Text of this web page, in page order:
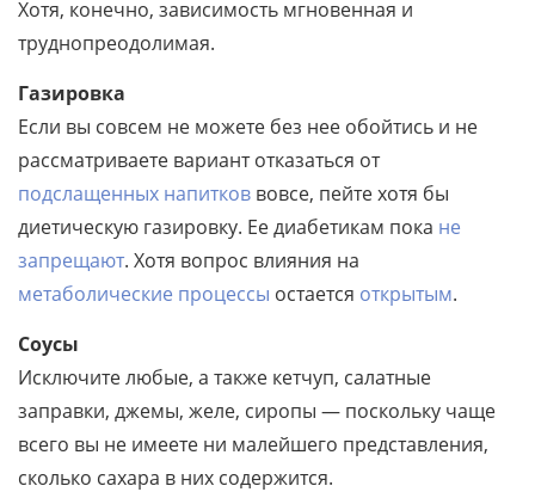
Хотя, конечно, зависимость мгновенная и
труднопреодолимая.
Газировка
Если вы совсем не можете без нее обойтись и не
рассматриваете вариант отказаться от
подслащенных напитков вовсе, пейте хотя бы
диетическую газировку. Ее диабетикам пока не
запрещают. Хотя вопрос влияния на
метаболические процессы остается открытым.
Соусы
Исключите любые, а также кетчуп, салатные
заправки, джемы, желе, сиропы — поскольку чаще
всего вы не имеете ни малейшего представления,
сколько сахара в них содержится.